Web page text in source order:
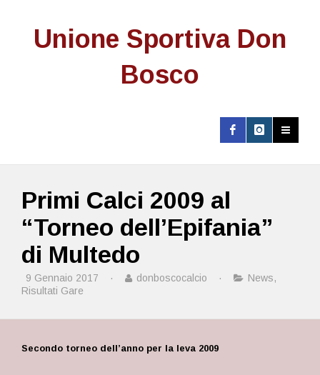
Unione Sportiva Don
Bosco
Primi Calci 2009 al
“Torneo dell’Epifania”
di Multedo
9 Gennaio 2017 · donboscocalcio · News,
Risultati Gare
Secondo torneo dell’anno per la leva 2009